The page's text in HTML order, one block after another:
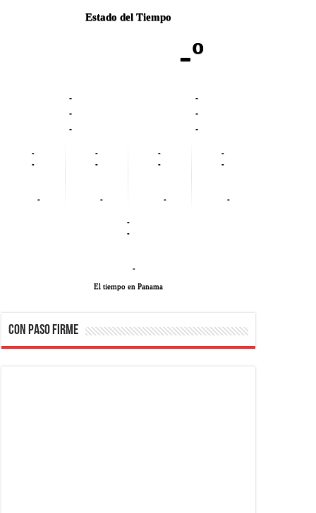
Estado del Tiempo
-º
-
-
-
-
-
-
-
-
-
-
-
-
-
-
-
-
-
-
-
-
-
El tiempo en Panama
CON PASO FIRME